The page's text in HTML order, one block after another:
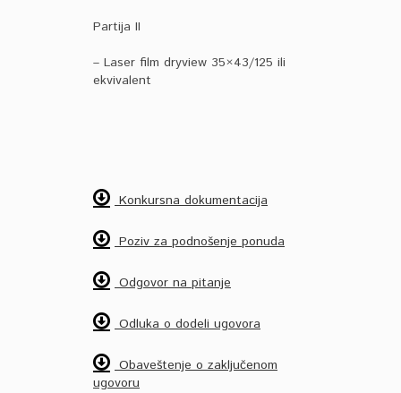
Partija II
– Laser film dryview 35×43/125 ili
ekvivalent
Konkursna dokumentacija
Poziv za podnošenje ponuda
Odgovor na pitanje
Odluka o dodeli ugovora
Obaveštenje o zaključenom
ugovoru